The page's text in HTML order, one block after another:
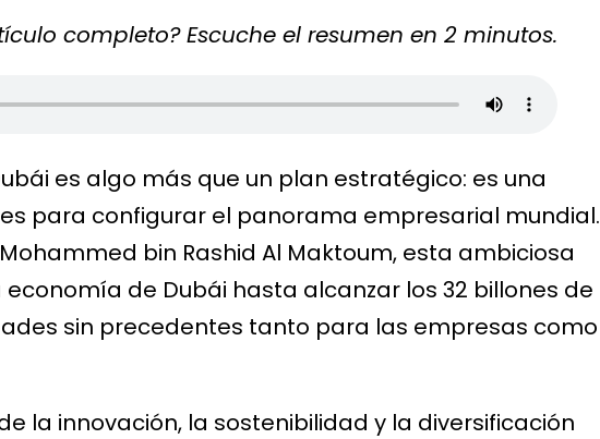
completo? Escuche el resumen en 2 minutos.
es algo más que un plan estratégico: es una
para configurar el panorama empresarial mundial.
bin Rashid Al Maktoum, esta ambiciosa
de Dubái hasta alcanzar los 32 billones de
sin precedentes tanto para las empresas como
la innovación, la sostenibilidad y la diversificación